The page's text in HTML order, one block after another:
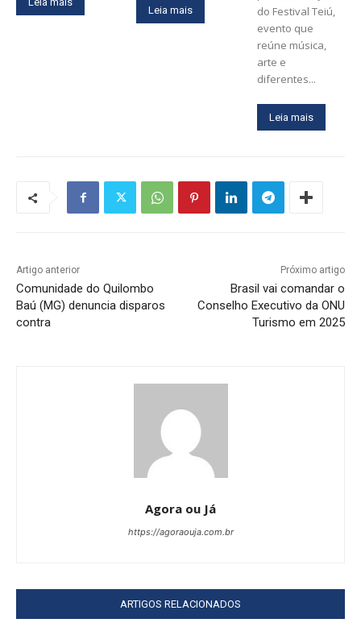
Leia mais
do Festival Teiú,
evento que
reúne música,
arte e
diferentes...
Leia mais
Artigo anterior
Comunidade do Quilombo
Baú (MG) denuncia disparos
contra
Próximo artigo
Brasil vai comandar o
Conselho Executivo da ONU
Turismo em 2025
Agora ou Já
https://agoraouja.com.br
ARTIGOS RELACIONADOS